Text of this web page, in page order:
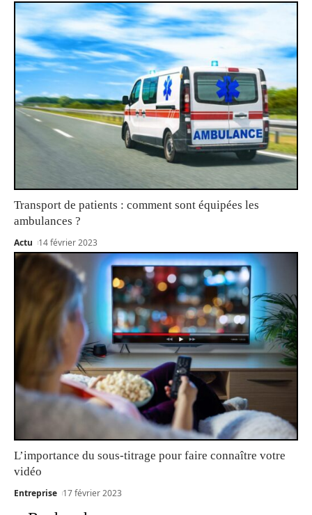
Transport de patients : comment sont équipées les
ambulances ?
Actu 14 février 2023
L’importance du sous-titrage pour faire connaître votre
vidéo
Entreprise 17 février 2023